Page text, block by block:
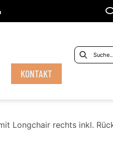
KONTAKT
Longchair rechts inkl.